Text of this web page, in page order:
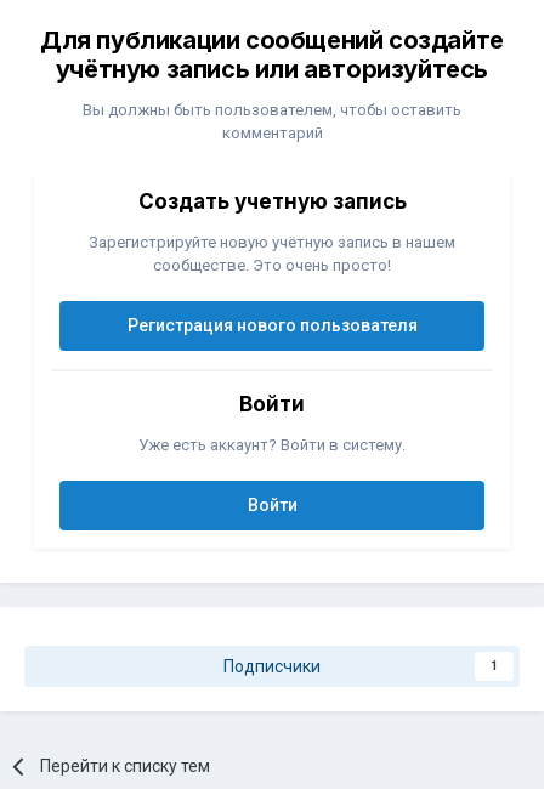
Для публикации сообщений создайте
учётную запись или авторизуйтесь
Вы должны быть пользователем, чтобы оставить
комментарий
Создать учетную запись
Зарегистрируйте новую учётную запись в нашем
сообществе. Это очень просто!
Регистрация нового пользователя
Войти
Уже есть аккаунт? Войти в систему.
Войти
Подписчики 1
Перейти к списку тем